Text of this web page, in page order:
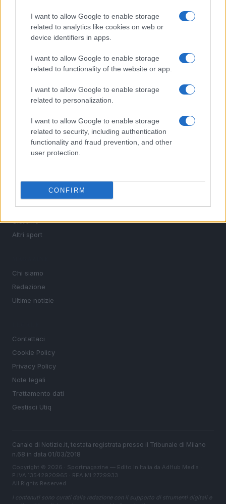
I want to allow Google to enable storage
related to analytics like cookies on web or
device identifiers in apps.
I want to allow Google to enable storage
related to functionality of the website or app.
I want to allow Google to enable storage
related to personalization.
I want to allow Google to enable storage
related to security, including authentication
functionality and fraud prevention, and other
user protection.
CONFIRM
Sportmagazine: notizie, approfondimenti e classifiche su
calcio, basket, tennis, ciclismo, motori, Formula 1,
nazionali e internazionali, gli highlight delle partite, le
interviste ai protagonisti e i risultati in tempo reale di tutte
SEZIONI
Tennis
Motori
Ciclismo
Altri sport
Chi siamo
Redazione
Ultime notizie
Contattaci
Cookie Policy
Privacy Policy
Note legali
Trattamento dati
Gestisci Utiq
Canale di Notizie.it, testata registrata presso il Tribunale di Milano
n.68 in data 01/03/2018
Copyright © 2026 · Sportmagazine — Edito in Italia da AdHub Media
P.IVA 13542920965 · REA MI 2729933
All Rights Reserved
I contenuti sono curati dalla redazione con il supporto di strumenti digitali e